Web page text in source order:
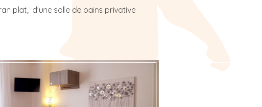
plat, d'une salle de bains privative